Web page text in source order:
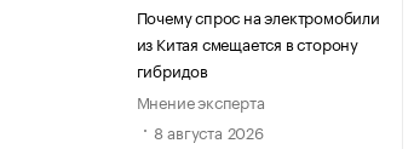
Почему спрос на электромобили
из Китая смещается в сторону
гибридов
Мнение эксперта
8 августа 2026